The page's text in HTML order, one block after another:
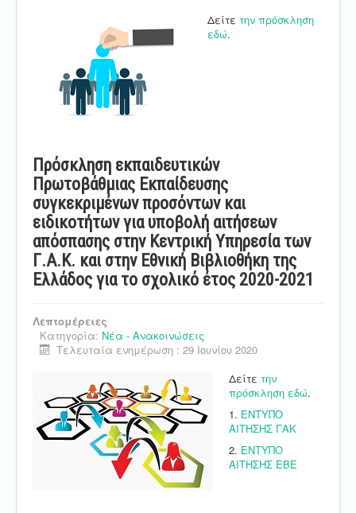
Δείτε την πρόσκληση
εδώ.
Πρόσκληση εκπαιδευτικών
Πρωτοβάθμιας Εκπαίδευσης
συγκεκριμένων προσόντων και
ειδικοτήτων για υποβολή αιτήσεων
απόσπασης στην Κεντρική Υπηρεσία των
Γ.Α.Κ. και στην Εθνική Βιβλιοθήκη της
Ελλάδος για το σχολικό έτος 2020-2021
Λεπτομέρειες
Κατηγορία: Νέα - Ανακοινώσεις
Τελευταία ενημέρωση : 29 Ιουνίου 2020
Δείτε την
πρόσκληση εδώ.
1. ΕΝΤΥΠΟ
ΑΙΤΗΣΗΣ ΓΑΚ
2. ΕΝΤΥΠΟ
ΑΙΤΗΣΗΣ ΕΒΕ